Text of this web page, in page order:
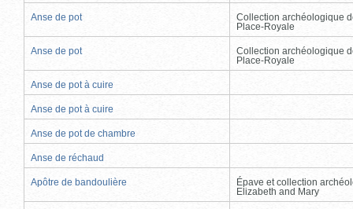
Anse de pot
Collection archéologique
Place-Royale
Anse de pot
Collection archéologique
Place-Royale
Anse de pot à cuire
Anse de pot à cuire
Anse de pot de chambre
Anse de réchaud
Apôtre de bandoulière
Épave et collection
Elizabeth and Mary